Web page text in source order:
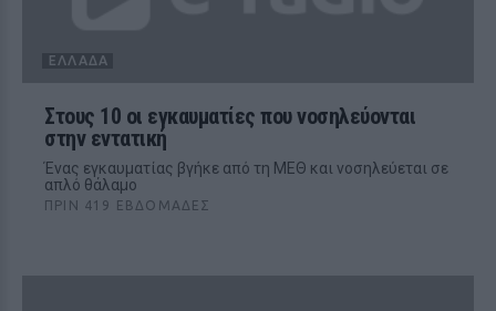
ΕΛΛΆΔΑ
Στους 10 οι εγκαυματίες που νοσηλεύονται
στην εντατική
Ένας εγκαυματίας βγήκε από τη ΜΕΘ και νοσηλεύεται σε
απλό θάλαμο
ΠΡΙΝ 419 ΕΒΔΟΜΆΔΕΣ